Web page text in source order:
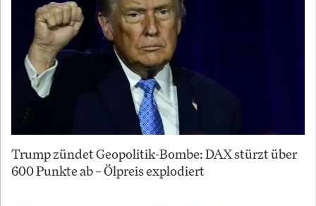
Trump zündet Geopolitik-Bombe: DAX stürzt über
600 Punkte ab – Ölpreis explodiert